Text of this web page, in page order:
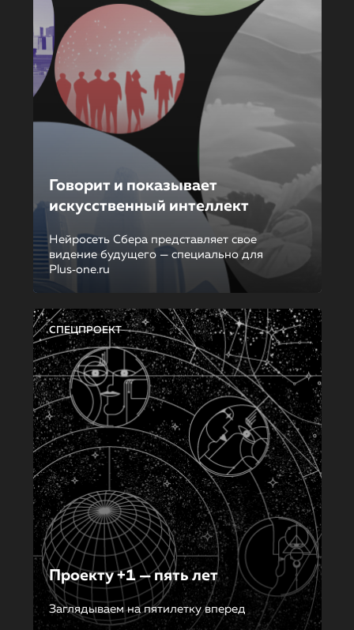
Говорит и показывает
искусственный интеллект
Нейросеть Сбера представляет свое
видение будущего — специально для
Plus‑one.ru
СПЕЦПРОЕКТ
Проекту +1 — пять лет
Заглядываем на пятилетку вперед